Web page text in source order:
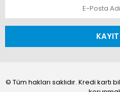
© Tüm hakları saklıdır. Kredi kartı